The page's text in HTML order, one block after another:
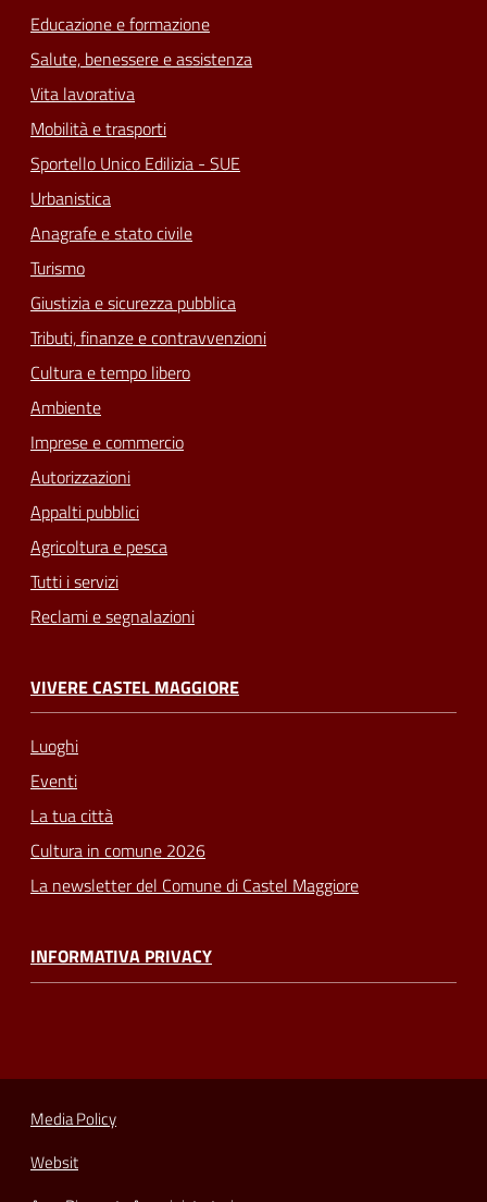
Educazione e formazione
Salute, benessere e assistenza
Vita lavorativa
Mobilità e trasporti
Sportello Unico Edilizia - SUE
Urbanistica
Anagrafe e stato civile
Turismo
Giustizia e sicurezza pubblica
Tributi, finanze e contravvenzioni
Cultura e tempo libero
Ambiente
Imprese e commercio
Autorizzazioni
Appalti pubblici
Agricoltura e pesca
Tutti i servizi
Reclami e segnalazioni
VIVERE CASTEL MAGGIORE
Luoghi
Eventi
La tua città
Cultura in comune 2026
La newsletter del Comune di Castel Maggiore
INFORMATIVA PRIVACY
Media Policy
Websit